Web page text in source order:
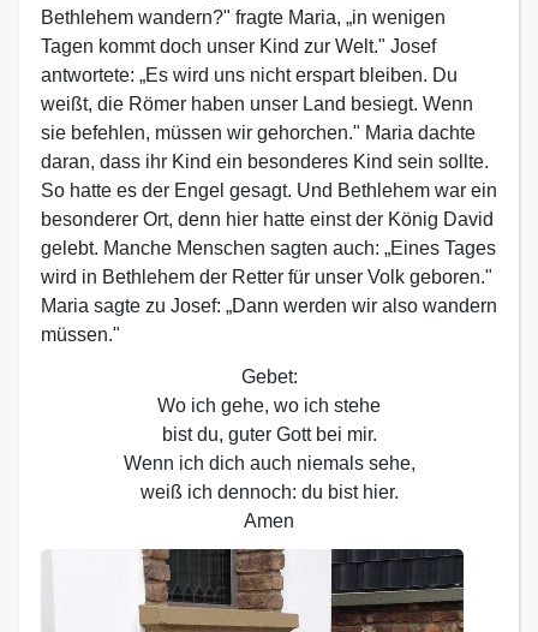
Bethlehem wandern?" fragte Maria, „in wenigen
Tagen kommt doch unser Kind zur Welt." Josef
antwortete: „Es wird uns nicht erspart bleiben. Du
weißt, die Römer haben unser Land besiegt. Wenn
sie befehlen, müssen wir gehorchen." Maria dachte
daran, dass ihr Kind ein besonderes Kind sein sollte.
So hatte es der Engel gesagt. Und Bethlehem war ein
besonderer Ort, denn hier hatte einst der König David
gelebt. Manche Menschen sagten auch: „Eines Tages
wird in Bethlehem der Retter für unser Volk geboren."
Maria sagte zu Josef: „Dann werden wir also wandern
müssen."
Gebet:
Wo ich gehe, wo ich stehe
bist du, guter Gott bei mir.
Wenn ich dich auch niemals sehe,
weiß ich dennoch: du bist hier.
Amen